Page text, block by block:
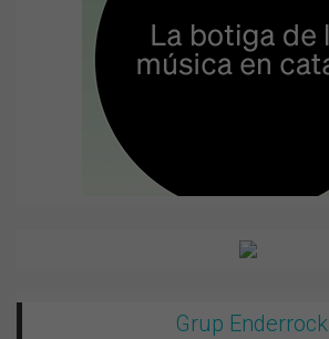
Grup Enderrock